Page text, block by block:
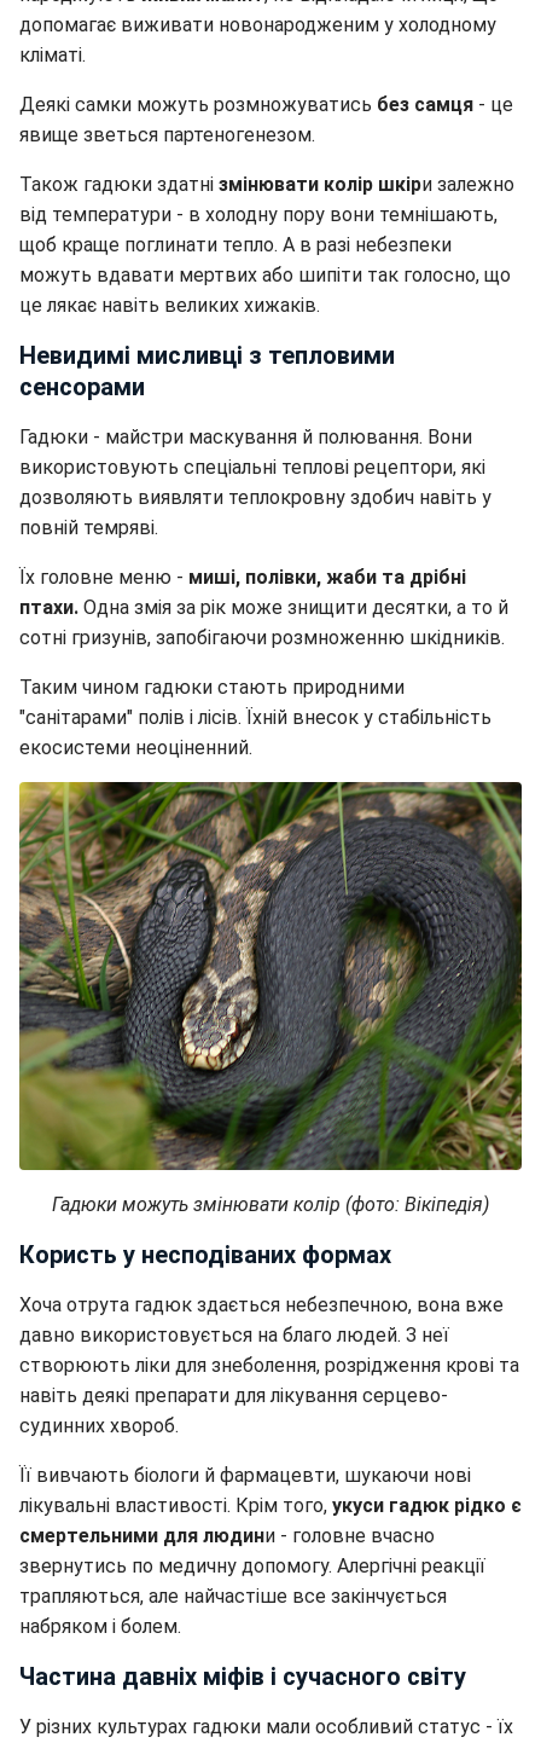
допомагає виживати новонародженим у холодному
кліматі.
Деякі самки можуть розмножуватись без самця - це
явище зветься партеногенезом.
Також гадюки здатні змінювати колір шкіри залежно
від температури - в холодну пору вони темнішають,
щоб краще поглинати тепло. А в разі небезпеки
можуть вдавати мертвих або шипіти так голосно, що
це лякає навіть великих хижаків.
Невидимі мисливці з тепловими
сенсорами
Гадюки - майстри маскування й полювання. Вони
використовують спеціальні теплові рецептори, які
дозволяють виявляти теплокровну здобич навіть у
повній темряві.
Їх головне меню - миші, полівки, жаби та дрібні
птахи. Одна змія за рік може знищити десятки, а то й
сотні гризунів, запобігаючи розмноженню шкідників.
Таким чином гадюки стають природними
"санітарами" полів і лісів. Їхній внесок у стабільність
екосистеми неоціненний.
Гадюки можуть змінювати колір (фото: Вікіпедія)
Користь у несподіваних формах
Хоча отрута гадюк здається небезпечною, вона вже
давно використовується на благо людей. З неї
створюють ліки для знеболення, розрідження крові та
навіть деякі препарати для лікування серцево-
судинних хвороб.
Її вивчають біологи й фармацевти, шукаючи нові
лікувальні властивості. Крім того, укуси гадюк рідко є
смертельними для людини - головне вчасно
звернутись по медичну допомогу. Алергічні реакції
трапляються, але найчастіше все закінчується
набряком і болем.
Частина давніх міфів і сучасного світу
У різних культурах гадюки мали особливий статус - їх